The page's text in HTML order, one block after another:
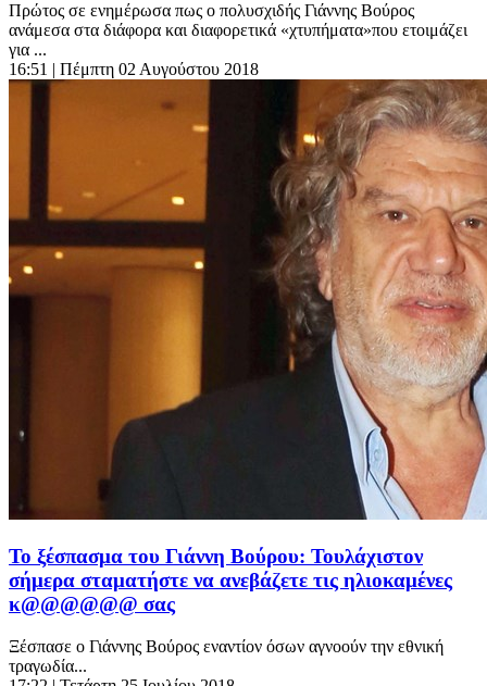
Πρώτος σε ενημέρωσα πως ο πολυσχιδής Γιάννης Βούρος
ανάμεσα στα διάφορα και διαφορετικά «χτυπήματα»που ετοιμάζει
για ...
16:51 | Πέμπτη 02 Αυγούστου 2018
Το ξέσπασμα του Γιάννη Βούρου: Τουλάχιστον
σήμερα σταματήστε να ανεβάζετε τις ηλιοκαμένες
κ@@@@@@ σας
Ξέσπασε ο Γιάννης Βούρος εναντίον όσων αγνοούν την εθνική
τραγωδία...